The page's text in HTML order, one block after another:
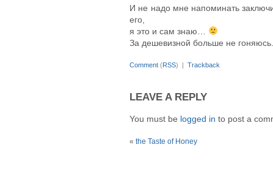
И не надо мне напоминать
его,
я это и сам знаю…
За дешевизной больше не гоняюсь.
Comment (RSS) | Trackback
LEAVE A REPLY
You must be logged in to post a
« the Taste of Honey